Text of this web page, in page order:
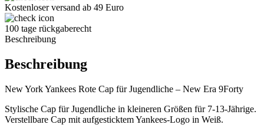
Kostenloser versand ab 49 Euro
100 tage rückgaberecht
Beschreibung
Beschreibung
New York Yankees Rote Cap für Jugendliche – New Era 9Forty
Stylische Cap für Jugendliche in kleineren Größen für 7-13-Jährige.
Verstellbare Cap mit aufgesticktem Yankees-Logo in Weiß.